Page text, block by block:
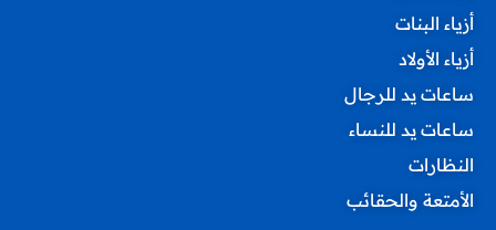
أزياء البنات
أزياء الأولاد
ساعات يد للرجال
ساعات يد للنساء
النظارات
الأمتعة والحقائب